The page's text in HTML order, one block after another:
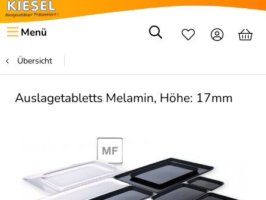
Menü
Übersicht
Auslagetabletts Melamin, Höhe: 17mm